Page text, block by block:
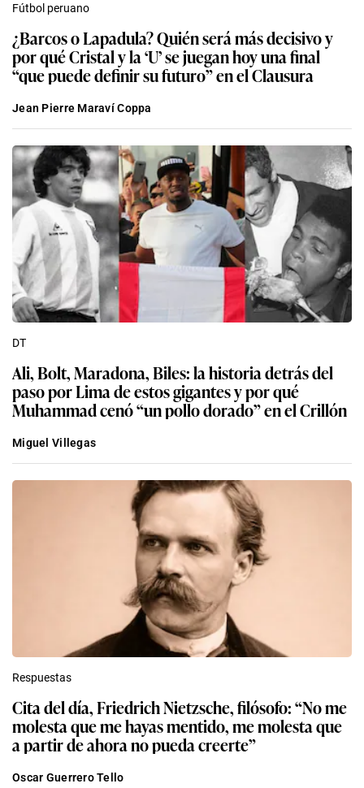
Fútbol peruano
¿Barcos o Lapadula? Quién será más decisivo y
por qué Cristal y la ‘U’ se juegan hoy una final
“que puede definir su futuro” en el Clausura
Jean Pierre Maraví Coppa
DT
Ali, Bolt, Maradona, Biles: la historia detrás del
paso por Lima de estos gigantes y por qué
Muhammad cenó “un pollo dorado” en el Crillón
Miguel Villegas
Respuestas
Cita del día, Friedrich Nietzsche, filósofo: “No me
molesta que me hayas mentido, me molesta que
a partir de ahora no pueda creerte”
Oscar Guerrero Tello